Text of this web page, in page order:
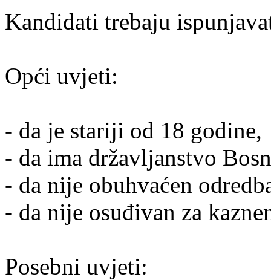
Kandidati trebaju
Opći uvjeti:
- da je stariji od 18 godine,
- da ima državljanstvo
- da nije obuhvaćen
- da nije osuđivan za
Posebni uvjeti: